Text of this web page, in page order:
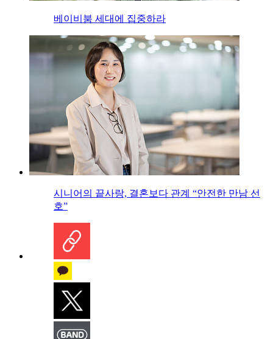
베이비붐 세대에 집중하라
시니어의 끝사랑, 결혼보다 관계 “안전한 만남 선
호”